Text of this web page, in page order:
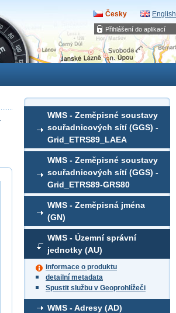
Přihlášení do aplikací
Česky English
WMS - Zeměpisné soustavy
souřadnicových sítí (GGS) -
Grid_ETRS89_LAEA
WMS - Zeměpisné soustavy
souřadnicových sítí (GGS) -
Grid_ETRS89-GRS80
WMS - Zeměpisná jména
(GN)
WMS - Územní správní
jednotky (AU)
informace o produktu
detailní metadata
Spustit službu v Geoprohlížeči
WMS - Adresy (AD)